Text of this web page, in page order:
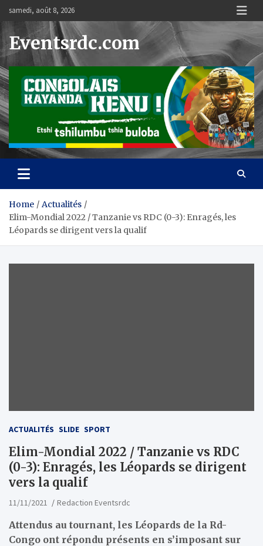
content
samedi, août 8, 2026
Eventsrdc.com
Home
Actualités
Elim-Mondial 2022 / Tanzanie vs RDC (0-3): Enragés, les
Léopards se dirigent vers la qualif
ACTUALITÉS SLIDE SPORT
Elim-Mondial 2022 / Tanzanie vs RDC
(0-3): Enragés, les Léopards se dirigent
vers la qualif
11/11/2021 Redaction Eventsrdc
Attendus au tournant, les Léopards de la Rd-
Congo ont répondu présents en s’imposant sur